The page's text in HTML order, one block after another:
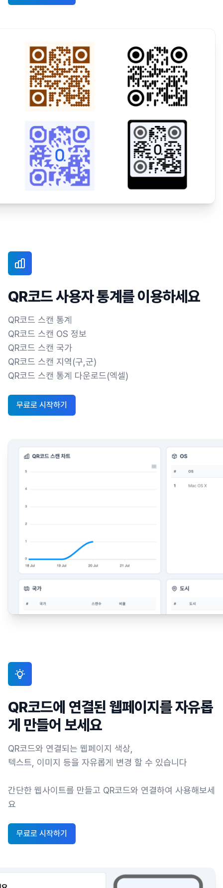
QR코드 사용자 통계를 이용하세요
QR코드 스캔 통계
QR코드 스캔 OS 정보
QR코드 스캔 국가
QR코드 스캔 지역(구,군)
QR코드 스캔 통계 다운로드(엑셀)
무료로 시작하기
QR코드에 연결된 웹페이지를 자유롭
게 만들어 보세요
QR코드와 연결되는 웹페이지 색상,
텍스트, 이미지 등을 자유롭게 변경 할 수 있습니다
간단한 웹사이트를 만들고 QR코드와 연결하여 사용해보세
요
무료로 시작하기